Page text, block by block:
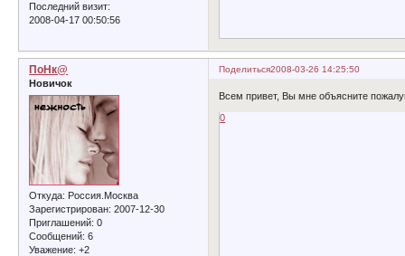
Последний визит:
2008-04-17 00:50:56
Поделиться2008-03-26 14:25:50
ПоНк@
Новичок
Откуда: Россия.Москва
Зарегистрирован: 2007-12-30
Приглашений: 0
Сообщений: 6
Уважение: +2
Всем привет, Вы мне объясните
0